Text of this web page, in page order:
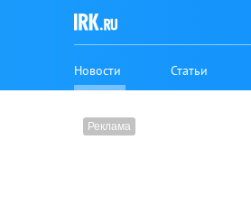
Новости Статьи